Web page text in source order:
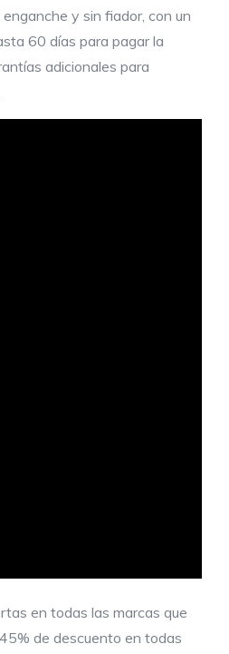
y sin fiador, con un
60 días para pagar la
adicionales para
en todas las marcas que
de descuento en todas